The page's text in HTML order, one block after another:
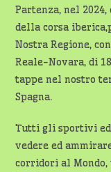
Partenza, nel
della corsa
Nostra Regione,
Reale-Novara, di
tappe nel nostro
Spagna.
Tutti gli sportivi ed
vedere ed
corridori al